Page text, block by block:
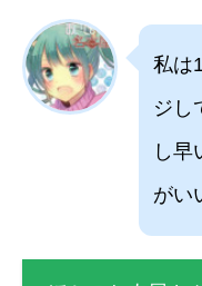
私は
ジし
し早
がい